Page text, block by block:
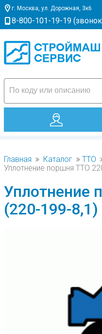
г. Москва, ул. Дорожная, 3к6
8-800-101-19-19
Главная Каталог
TTO
Уплотнение поршня TTO
Уплотнение
(220-199-8,1)